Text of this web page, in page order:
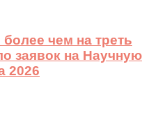
чем на треть
заявок на Научную
2026